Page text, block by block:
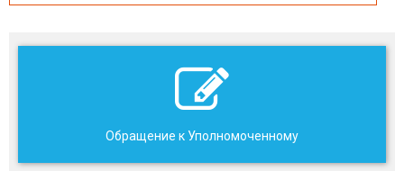
Обращение к Уполномоченному